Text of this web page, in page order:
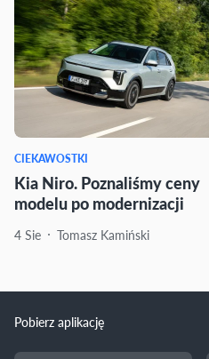
CIEKAWOSTKI
Kia Niro. Poznaliśmy ceny
modelu po modernizacji
4 Sie Tomasz Kamiński
Pobierz aplikację